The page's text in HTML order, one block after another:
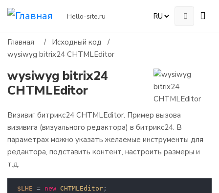
Hello-site.ru
Главная / Исходный код /
wysiwyg bitrix24 CHTMLEditor
wysiwyg bitrix24
CHTMLEditor
Визивиг битрикс24 CHTMLEditor. Пример вызова
визивига (визуального редактора) в битрикс24. В
параметрах можно указать желаемые инструменты для
редактора, подставить контент, настроить размеры и
т.д.
$LHE = new CHTMLEditor